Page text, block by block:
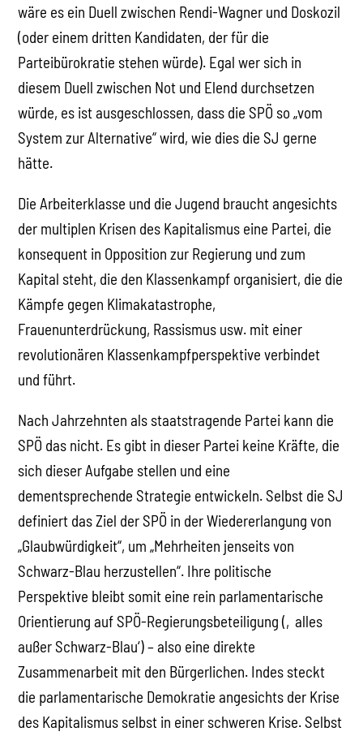
wäre es ein Duell zwischen Rendi-Wagner und Doskozil
(oder einem dritten Kandidaten, der für die
Parteibürokratie stehen würde). Egal wer sich in
diesem Duell zwischen Not und Elend durchsetzen
würde, es ist ausgeschlossen, dass die SPÖ so „vom
System zur Alternative“ wird, wie dies die SJ gerne
hätte.
Die Arbeiterklasse und die Jugend braucht angesichts
der multiplen Krisen des Kapitalismus eine Partei, die
konsequent in Opposition zur Regierung und zum
Kapital steht, die den Klassenkampf organisiert, die die
Kämpfe gegen Klimakatastrophe,
Frauenunterdrückung, Rassismus usw. mit einer
revolutionären Klassenkampfperspektive verbindet
und führt.
Nach Jahrzehnten als staatstragende Partei kann die
SPÖ das nicht. Es gibt in dieser Partei keine Kräfte, die
sich dieser Aufgabe stellen und eine
dementsprechende Strategie entwickeln. Selbst die SJ
definiert das Ziel der SPÖ in der Wiedererlangung von
„Glaubwürdigkeit“, um „Mehrheiten jenseits von
Schwarz-Blau herzustellen“. Ihre politische
Perspektive bleibt somit eine rein parlamentarische
Orientierung auf SPÖ-Regierungsbeteiligung (‚alles
außer Schwarz-Blau‘) – also eine direkte
Zusammenarbeit mit den Bürgerlichen. Indes steckt
die parlamentarische Demokratie angesichts der Krise
des Kapitalismus selbst in einer schweren Krise. Selbst